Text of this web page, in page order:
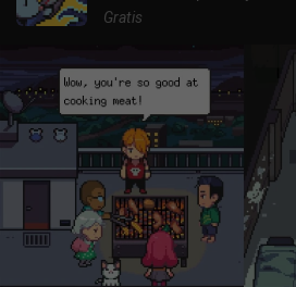
Gratis